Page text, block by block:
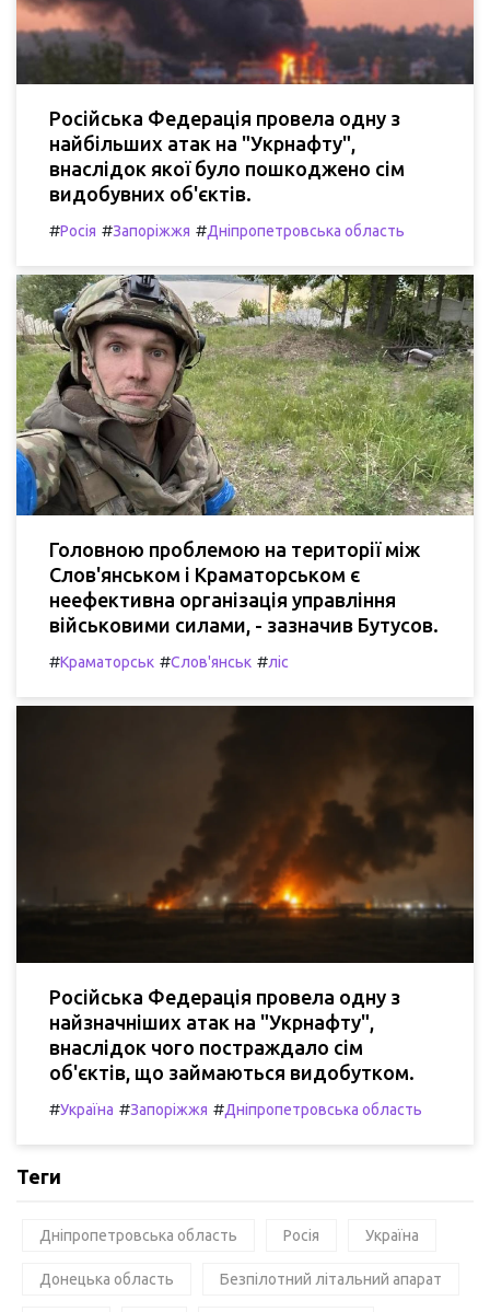
Російська Федерація провела одну з
найбільших атак на "Укрнафту",
внаслідок якої було пошкоджено сім
видобувних об'єктів.
#Росія #Запоріжжя #Дніпропетровська область
Головною проблемою на території між
Слов'янськом і Краматорськом є
неефективна організація управління
військовими силами, - зазначив Бутусов.
#Краматорськ #Слов'янськ #ліс
Російська Федерація провела одну з
найзначніших атак на "Укрнафту",
внаслідок чого постраждало сім
об'єктів, що займаються видобутком.
#Україна #Запоріжжя #Дніпропетровська область
Теги
Дніпропетровська область Росія Україна
Донецька область Безпілотний літальний апарат